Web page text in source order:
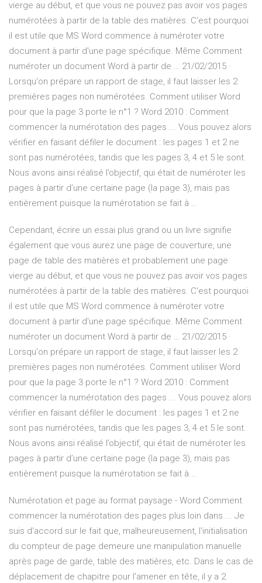
vierge au début, et que vous ne pouvez pas avoir vos pages
numérotées à partir de la table des matières. C'est pourquoi
il est utile que MS Word commence à numéroter votre
document à partir d'une page spécifique. Même Comment
numéroter un document Word à partir de … 21/02/2015 ·
Lorsqu'on prépare un rapport de stage, il faut laisser les 2
premières pages non numérotées. Comment utiliser Word
pour que la page 3 porte le n°1 ? Word 2010 : Comment
commencer la numérotation des pages ... Vous pouvez alors
vérifier en faisant défiler le document : les pages 1 et 2 ne
sont pas numérotées, tandis que les pages 3, 4 et 5 le sont.
Nous avons ainsi réalisé l’objectif, qui était de numéroter les
pages à partir d’une certaine page (la page 3), mais pas
entièrement puisque la numérotation se fait à …
Cependant, écrire un essai plus grand ou un livre signifie
également que vous aurez une page de couverture, une
page de table des matières et probablement une page
vierge au début, et que vous ne pouvez pas avoir vos pages
numérotées à partir de la table des matières. C'est pourquoi
il est utile que MS Word commence à numéroter votre
document à partir d'une page spécifique. Même Comment
numéroter un document Word à partir de … 21/02/2015 ·
Lorsqu'on prépare un rapport de stage, il faut laisser les 2
premières pages non numérotées. Comment utiliser Word
pour que la page 3 porte le n°1 ? Word 2010 : Comment
commencer la numérotation des pages ... Vous pouvez alors
vérifier en faisant défiler le document : les pages 1 et 2 ne
sont pas numérotées, tandis que les pages 3, 4 et 5 le sont.
Nous avons ainsi réalisé l’objectif, qui était de numéroter les
pages à partir d’une certaine page (la page 3), mais pas
entièrement puisque la numérotation se fait à …
Numérotation et page au format paysage - Word Comment
commencer la numérotation des pages plus loin dans ... Je
suis d'accord sur le fait que, malheureusement, l'initialisation
du compteur de page demeure une manipulation manuelle
après page de garde, table des matières, etc. Dans le cas de
déplacement de chapitre pour l'amener en tête, il y a 2